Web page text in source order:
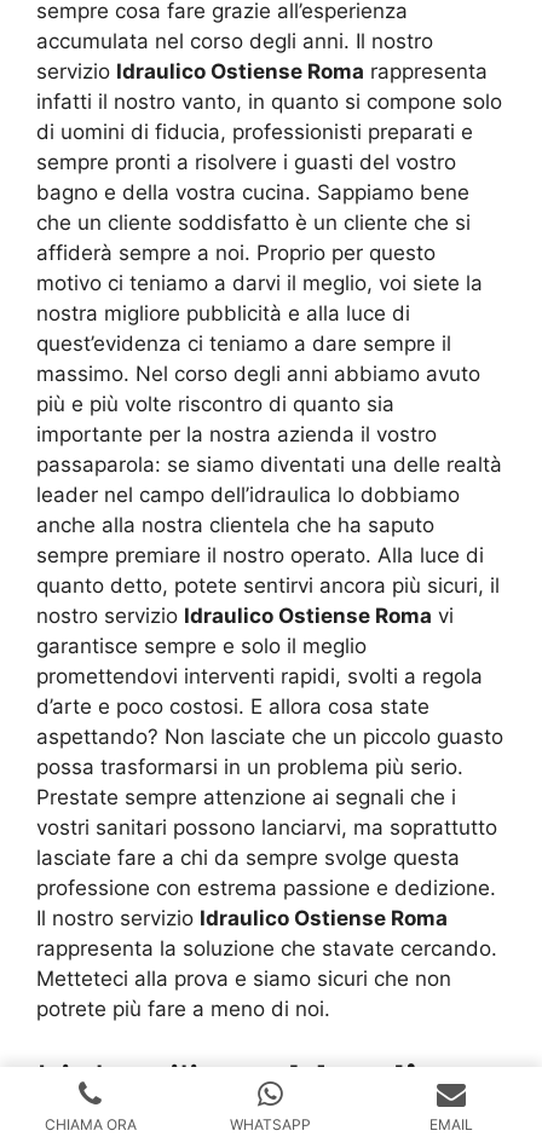
sempre cosa fare grazie all’esperienza
accumulata nel corso degli anni. Il nostro
servizio Idraulico Ostiense Roma rappresenta
infatti il nostro vanto, in quanto si compone solo
di uomini di fiducia, professionisti preparati e
sempre pronti a risolvere i guasti del vostro
bagno e della vostra cucina. Sappiamo bene
che un cliente soddisfatto è un cliente che si
affiderà sempre a noi. Proprio per questo
motivo ci teniamo a darvi il meglio, voi siete la
nostra migliore pubblicità e alla luce di
quest’evidenza ci teniamo a dare sempre il
massimo. Nel corso degli anni abbiamo avuto
più e più volte riscontro di quanto sia
importante per la nostra azienda il vostro
passaparola: se siamo diventati una delle realtà
leader nel campo dell’idraulica lo dobbiamo
anche alla nostra clientela che ha saputo
sempre premiare il nostro operato. Alla luce di
quanto detto, potete sentirvi ancora più sicuri, il
nostro servizio Idraulico Ostiense Roma vi
garantisce sempre e solo il meglio
promettendovi interventi rapidi, svolti a regola
d’arte e poco costosi. E allora cosa state
aspettando? Non lasciate che un piccolo guasto
possa trasformarsi in un problema più serio.
Prestate sempre attenzione ai segnali che i
vostri sanitari possono lanciarvi, ma soprattutto
lasciate fare a chi da sempre svolge questa
professione con estrema passione e dedizione.
Il nostro servizio Idraulico Ostiense Roma
rappresenta la soluzione che stavate cercando.
Metteteci alla prova e siamo sicuri che non
potrete più fare a meno di noi.
Link utili perIdraulico
Ostiense Roma
CHIAMA ORA WHATSAPP EMAIL